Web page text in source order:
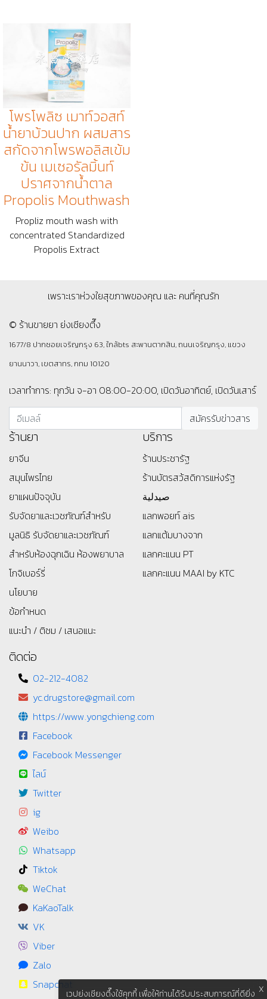
โพรโพลิซ เมาท์วอสท์
น้ำยาบ้วนปาก ผสมสาร
สกัดจากโพรพอลิสเข้ม
ข้น เมเซอรัลมิ้นท์
ปราศจากน้ำตาล
Propolis Mouthwash
Propliz mouth wash with
concentrated Standardized
Propolis Extract
เพราะเราห่วงใยสุขภาพของคุณ และ คนที่คุณรัก
© ร้านขายยา ย่งเชียงตึ๊ง
1677/8 ปากซอยเจริญกรุง 63, ใกล้bts สะพานตากสิน, ถนนเจริญกรุง, แขวง
ยานนาวา, เขตสาทร, กทม 10120
เวลาทำการ: ทุกวัน จ-อา 08:00-20:00, เปิดวันอาทิตย์, เปิดวันเสาร์
ร้านยา
ยาจีน
สมุนไพรไทย
ยาแผนปัจจุบัน
รับจัดยาและเวชภัณฑ์สำหรับ
มูลนิธิ รับจัดยาและเวชภัณฑ์
สำหรับห้องฉุกเฉิน ห้องพยาบาล
โกจิเบอร์รี่
นโยบาย
ข้อกำหนด
แนะนำ / ติชม / เสนอแนะ
บริการ
ร้านประชารัฐ
ร้านบัตรสว้สดิการแห่งรัฐ
صيدلية
แลกพอยท์ ais
แลกแต้มบางจาก
แลกคะแนน PT
แลกคะแนน MAAI by KTC
ติดต่อ
02-212-4082
yc.drugstore@gmail.com
https://www.yongchieng.com
Facebook
Facebook Messenger
ไลน์
Twitter
ig
Weibo
Whatsapp
Tiktok
WeChat
KaKaoTalk
VK
Viber
Zalo
Snapchat
X
เวปย่งเชียงตึ๊งใช้คุกกี้ เพื่อให้ท่านได้รับประสบการณ์ที่ดียิ่ง